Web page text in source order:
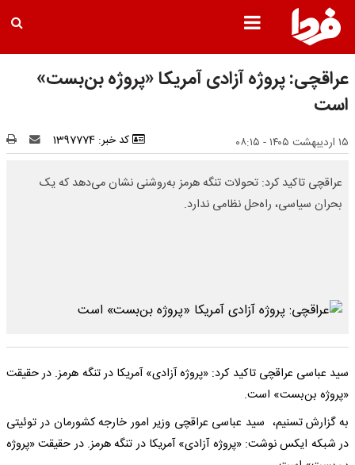
عراقچی: پروژه آزادی آمریکا «پروژه بن‌بست»
است
۱۵ اردیبهشت ۱۴۰۵ - ۰۸:۱۵ کد خبر: 1397774
عراقچی تاکید کرد: تحولات تنگه هرمز به‌روشنی نشان می‌دهد که یک
بحران سیاسی، راه‌حل نظامی ندارد.
سید عباسی عراقچی تاکید کرد: «پروژه آزادی» آمریکا در تنگه هرمز. در حقیقت
«پروژه بن‌بست» است.
به گزارش تسنیم، سید عباسی عراقچی وزیر امور خارجه کشورمان در توئیتی
در شبکه ایکس نوشت: «پروژه آزادی» آمریکا در تنگه هرمز. در حقیقت «پروژه